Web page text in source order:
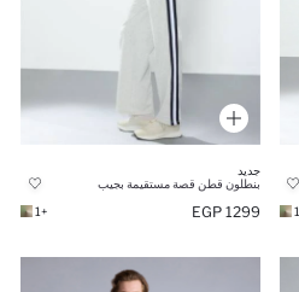
جديد
بنطلون قطن قصة مستقيمة بجيب
1299 EGP
+1